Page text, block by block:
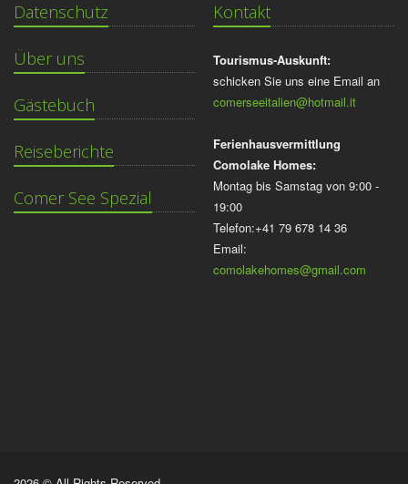
Datenschutz
Über uns
Gästebuch
Reiseberichte
Comer See Spezial
Kontakt
Tourismus-Auskunft:
schicken Sie uns eine Email an
comerseeitalien@hotmail.it
Ferienhausvermittlung
Comolake Homes:
Montag bis Samstag von 9:00 -
19:00
Telefon:+41 79 678 14 36
Email:
comolakehomes@gmail.com